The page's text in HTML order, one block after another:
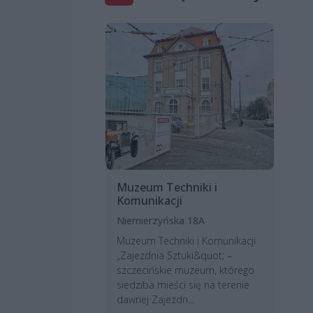
Muzeum Techniki i
Komunikacji
Niemierzyńska 18A
Muzeum Techniki i Komunikacji
„Zajezdnia Sztuki&quot; –
szczecińskie muzeum, którego
siedziba mieści się na terenie
dawnej Zajezdn...